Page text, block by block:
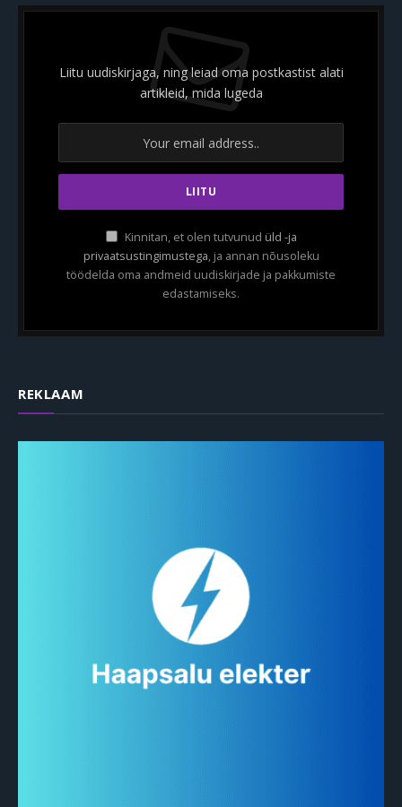
Liitu uudiskirjaga, ning leiad oma postkastist alati
artikleid, mida lugeda
Kinnitan, et olen tutvunud üld -ja
privaatsustingimustega, ja annan nõusoleku
töödelda oma andmeid uudiskirjade ja pakkumiste
edastamiseks.
REKLAAM